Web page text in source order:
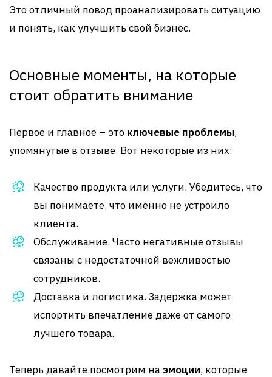
Это отличный повод проанализировать ситуацию
и понять, как улучшить свой бизнес.
Основные моменты, на которые
стоит обратить внимание
Первое и главное – это ключевые проблемы,
упомянутые в отзыве. Вот некоторые из них:
Качество продукта или услуги. Убедитесь, что
вы понимаете, что именно не устроило
клиента.
Обслуживание. Часто негативные отзывы
связаны с недостаточной вежливостью
сотрудников.
Доставка и логистика. Задержка может
испортить впечатление даже от самого
лучшего товара.
Теперь давайте посмотрим наэмоции, которые